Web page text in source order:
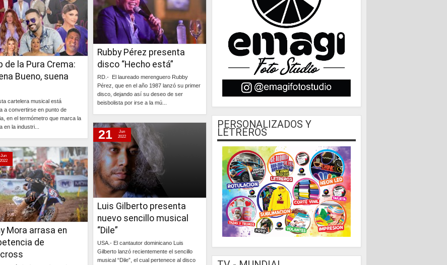
Rubby Pérez presenta
disco “Hecho está”
RD.- El laureado merenguero Rubby
Pérez, que en el año 1987 lanzó su primer
disco, dejando así su deseo de ser
beisbolista por irse a la mú...
de la Pura Crema:
Bueno, suena
cartelera musical está
a convertirse en punto de
en el termómetro que marca la
en la industri...
Luis Gilberto presenta
nuevo sencillo musical
“Dile”
USA.- El cantautor dominicano Luis
Gilberto lanzó recientemente el sencillo
musical “Dile”, el cual pertenece al disco
21
Jun
2022
Mora arrasa en
de
Jun
2022
PERSONALIZADOS Y
LETREROS